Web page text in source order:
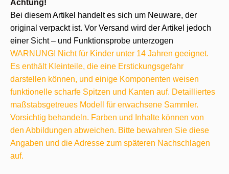
Achtung!
Bei diesem Artikel handelt es sich um Neuware, der
original verpackt ist. Vor Versand wird der Artikel jedoch
einer Sicht – und Funktionsprobe unterzogen
WARNUNG! Nicht für Kinder unter 14 Jahren geeignet.
Es enthält Kleinteile, die eine Erstickungsgefahr
darstellen können, und einige Komponenten weisen
funktionelle scharfe Spitzen und Kanten auf. Detailliertes
maßstabsgetreues Modell für erwachsene Sammler.
Vorsichtig behandeln. Farben und Inhalte können von
den Abbildungen abweichen. Bitte bewahren Sie diese
Angaben und die Adresse zum späteren Nachschlagen
auf.